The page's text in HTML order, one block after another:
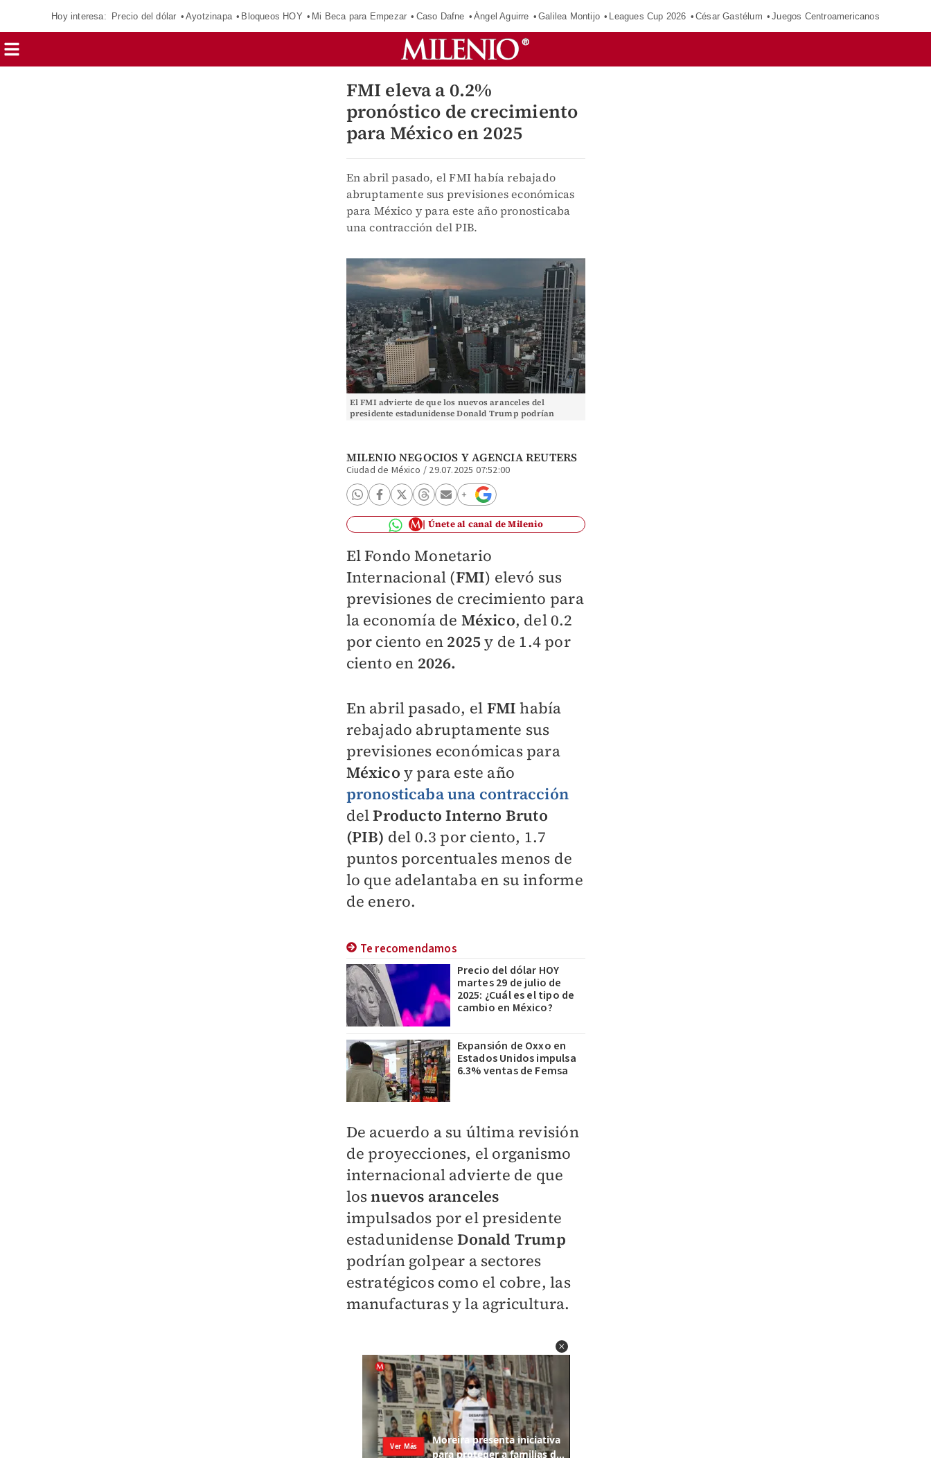
Hoy interesa: Precio del dólar Ayotzinapa Bloqueos HOY Mi Beca para Empezar Caso Dafne Ángel Aguirre Galilea Montijo Leagues Cup 2026 César Gastélum Juegos Centroamericanos
FMI eleva a 0.2%
pronóstico de crecimiento
para México en 2025
En abril pasado, el FMI había rebajado
abruptamente sus previsiones económicas
para México y para este año pronosticaba
una contracción del PIB.
El FMI advierte de que los nuevos aranceles del
presidente estadunidense Donald Trump podrían
MILENIO NEGOCIOS YAGENCIA REUTERS
Ciudad de México / 29.07.2025 07:52:00
Únete al canal de Milenio
El Fondo Monetario
Internacional (FMI) elevó sus
previsiones de crecimiento para
la economía de México, del 0.2
por ciento en 2025y de 1.4 por
ciento en 2026.
En abril pasado, el FMIhabía
rebajado abruptamente sus
previsiones económicas para
México y para este año
pronosticaba una contracción
delProducto Interno Bruto
(PIB) del 0.3 por ciento, 1.7
puntos porcentuales menos de
lo que adelantaba en su informe
de enero.
Te recomendamos
Precio del dólar HOY
martes 29 de julio de
2025: ¿Cuál es el tipo de
cambio en México?
Expansión de Oxxo en
Estados Unidos impulsa
6.3% ventas de Femsa
De acuerdo a su última revisión
de proyecciones, el organismo
internacional advierte de que
losnuevos aranceles
impulsados por el presidente
estadunidenseDonald Trump
podrían golpear a sectores
estratégicos como el cobre, las
manufacturas y la agricultura.